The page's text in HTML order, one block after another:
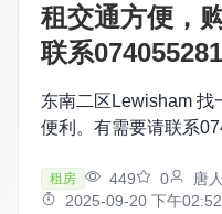
租交通方便，
联系
东南二区Lewisham 找
便利。有需要请联系
租房 449 0
唐
2025-09-20 下午02:52